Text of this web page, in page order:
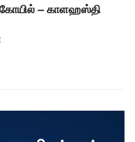
– காளஹஸ்தி